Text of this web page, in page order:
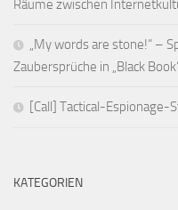
Räume zwischen
„My words are stone!“ –
Zaubersprüche in „Black
[Call] Tactical-Espionage-
KATEGORIEN